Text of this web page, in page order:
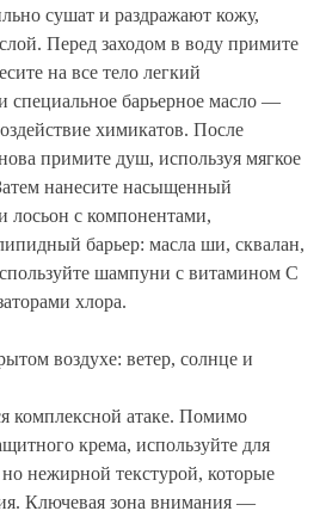
сушат и раздражают кожу,
Перед заходом в воду примите
на все тело легкий
барьерное масло —
химикатов. После
примите душ, используя мягкое
нанесите насыщенный
с компонентами,
барьер: масла ши, сквалан,
шампуни с витамином C
хлора.
воздухе: ветер, солнце и
комплексной атаке. Помимо
крема, используйте для
нежирной текстурой, которые
Ключевая зона внимания —